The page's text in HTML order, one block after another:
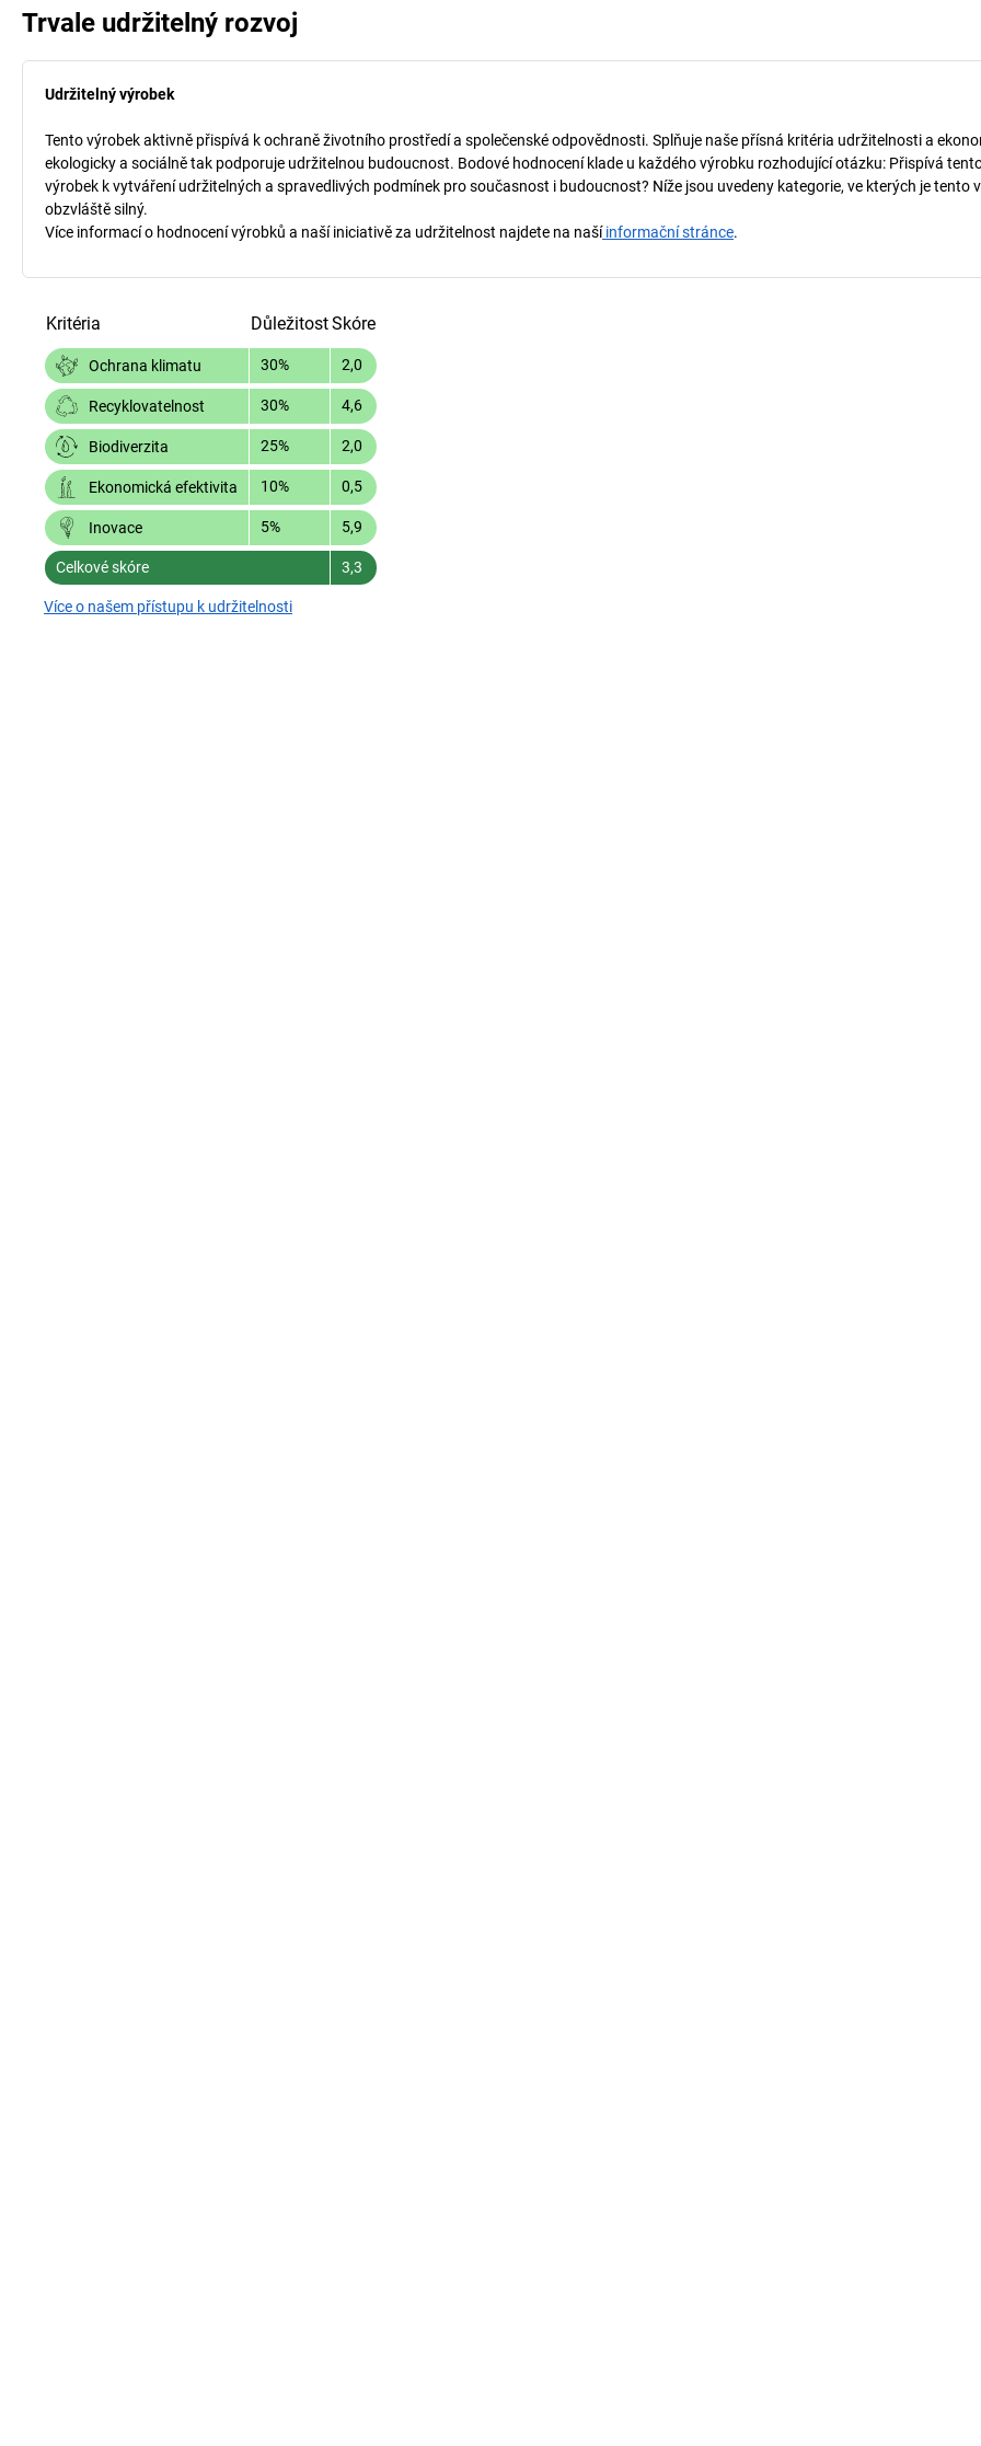
Trvale udržitelný rozvoj
Udržitelný výrobek
Tento výrobek aktivně přispívá k ochraně životního prostředí a společenské odpovědnosti. Splňuje naše přísná kritéria udržitelnosti a
ekologicky a sociálně tak podporuje udržitelnou budoucnost. Bodové hodnocení klade u každého výrobku rozhodující otázku: Přispívá
výrobek k vytváření udržitelných a spravedlivých podmínek pro současnost i budoucnost? Níže jsou uvedeny kategorie, ve kterých je tento
obzvláště silný.
Více informací o hodnocení výrobků a naší iniciativě za udržitelnost najdete na našíinformační stránce.
Kritéria DůležitostSkóre
Ochrana klimatu 30% 2,0
Recyklovatelnost 30% 4,6
Biodiverzita 25% 2,0
Ekonomická efektivita 10% 0,5
Inovace 5% 5,9
Celkové skóre 3,3
Více o našem přístupu k udržitelnosti